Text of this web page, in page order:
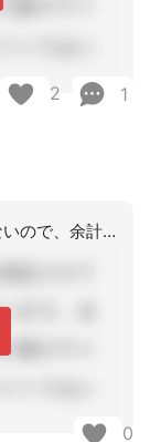
2 1
繋がり大切ですよね。元から得意ではないので、余計難しく感じてしまいます。
0